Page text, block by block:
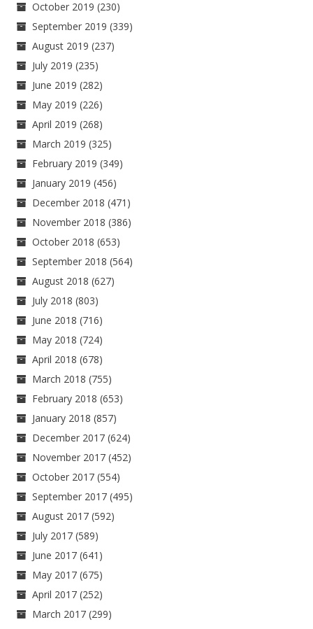
October 2019 (230)
September 2019 (339)
August 2019 (237)
July 2019 (235)
June 2019 (282)
May 2019 (226)
April 2019 (268)
March 2019 (325)
February 2019 (349)
January 2019 (456)
December 2018 (471)
November 2018 (386)
October 2018 (653)
September 2018 (564)
August 2018 (627)
July 2018 (803)
June 2018 (716)
May 2018 (724)
April 2018 (678)
March 2018 (755)
February 2018 (653)
January 2018 (857)
December 2017 (624)
November 2017 (452)
October 2017 (554)
September 2017 (495)
August 2017 (592)
July 2017 (589)
June 2017 (641)
May 2017 (675)
April 2017 (252)
March 2017 (299)